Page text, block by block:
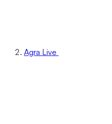
Agra Live